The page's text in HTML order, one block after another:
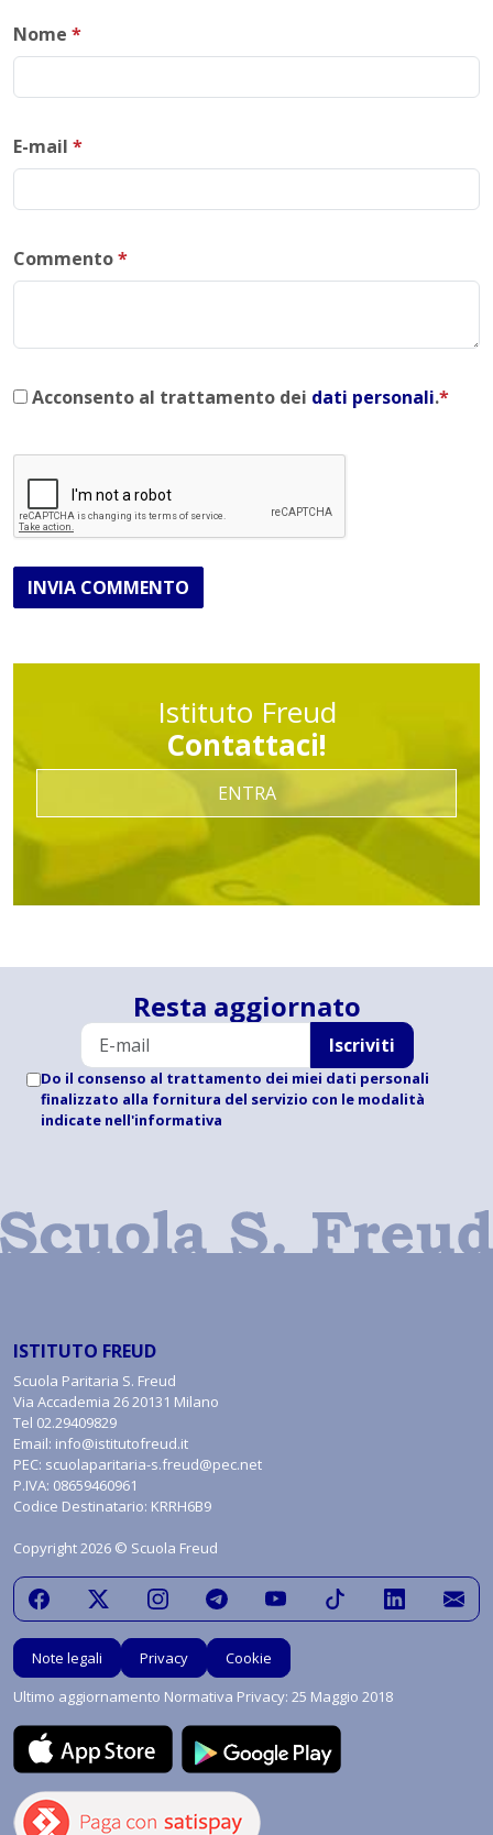
Nome *
E-mail *
Commento*
Acconsento al trattamento dei dati personali.*
INVIA COMMENTO
Istituto Freud
Contattaci!
ENTRA
Resta aggiornato
Iscriviti
Do il consenso al trattamento dei miei dati personali
finalizzato alla fornitura del servizio con le modalità
indicate nell'informativa
ISTITUTO FREUD
Scuola Paritaria S. Freud
Via Accademia 26 20131 Milano
Tel 02.29409829
Email: info@istitutofreud.it
PEC: scuolaparitaria-s.freud@pec.net
P.IVA: 08659460961
Codice Destinatario: KRRH6B9
Copyright 2026 © Scuola Freud
Note legali Privacy
Cookie
Ultimo aggiornamento Normativa Privacy: 25 Maggio 2018